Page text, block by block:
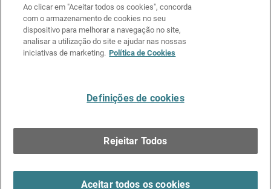
LinkedIn
X FacebookInstagram
YouTube
Ao clicar em "Aceitar todos os cookies", concorda
com o armazenamento de cookies no seu
dispositivo para melhorar a navegação no site,
analisar a utilização do site e ajudar nas nossas
iniciativas de marketing. Política de Cookies
Definições de cookies
Rejeitar Todos
Aceitar todos os cookies